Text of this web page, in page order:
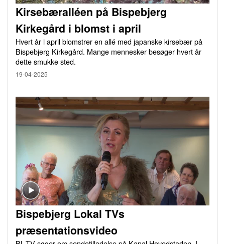
Kirsebæralléen på Bispebjerg
Kirkegård i blomst i april
Hvert år i april blomstrer en allé med japanske kirsebær på
Bispebjerg Kirkegård. Mange mennesker besøger hvert år
dette smukke sted.
19-04-2025
Bispebjerg Lokal TVs
præsentationsvideo